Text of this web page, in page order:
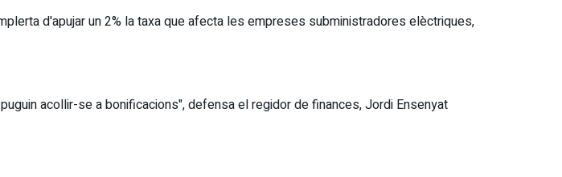
d'apujar un 2% la taxa que afecta les empreses subministradores elèctriques,
acollir-se a bonificacions", defensa el regidor de finances, Jordi Ensenyat